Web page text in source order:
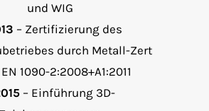
und WIG
– Zertifizierung des
durch Metall-Zert
1090-2:2008+A1:2011
– Einführung 3D-